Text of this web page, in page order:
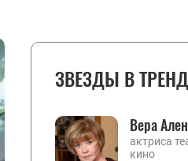
ЗВЕЗДЫ В
Вера
актриса
кино